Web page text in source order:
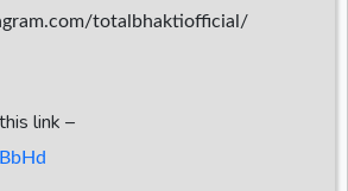
totalbhaktiofficial/
link –